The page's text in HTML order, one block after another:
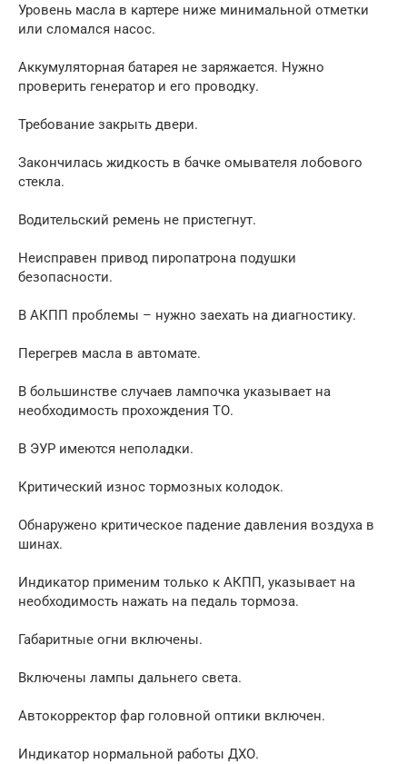
Уровень масла в картере ниже минимальной отметки
или сломался насос.
Аккумуляторная батарея не заряжается. Нужно
проверить генератор и его проводку.
Требование закрыть двери.
Закончилась жидкость в бачке омывателя лобового
стекла.
Водительский ремень не пристегнут.
Неисправен привод пиропатрона подушки
безопасности.
В АКПП проблемы – нужно заехать на диагностику.
Перегрев масла в автомате.
В большинстве случаев лампочка указывает на
необходимость прохождения ТО.
В ЭУР имеются неполадки.
Критический износ тормозных колодок.
Обнаружено критическое падение давления воздуха в
шинах.
Индикатор применим только к АКПП, указывает на
необходимость нажать на педаль тормоза.
Габаритные огни включены.
Включены лампы дальнего света.
Автокорректор фар головной оптики включен.
Индикатор нормальной работы ДХО.